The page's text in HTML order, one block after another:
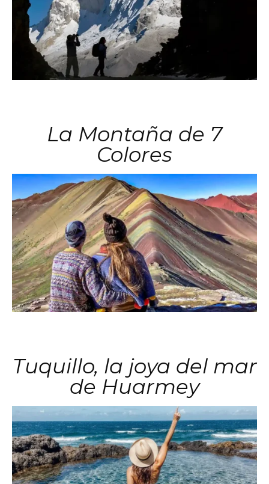
La Montaña de 7
Colores
Tuquillo, la joya del mar
de Huarmey